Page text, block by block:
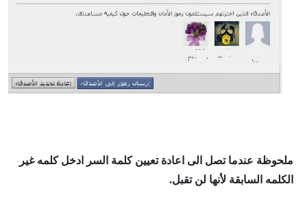
ملحوظة عندما تصل الى اعادة تعيين كلمة السر ادخل كلمه غير
الكلمه السابقة لأنها لن تقبل.